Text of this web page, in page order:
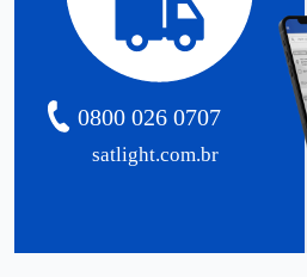
satlight.com.br
0800 026 0707